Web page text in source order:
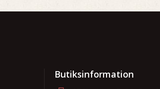
Butiksinformation